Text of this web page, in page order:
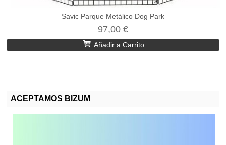
ACEPTAMOS BIZUM
Savic Parque Metálico Dog Park
97,00 €
Añadir a Carrito